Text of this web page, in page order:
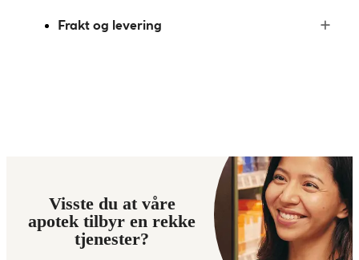
Frakt og levering
Visste du at våre
apotek tilbyr en rekke
tjenester?